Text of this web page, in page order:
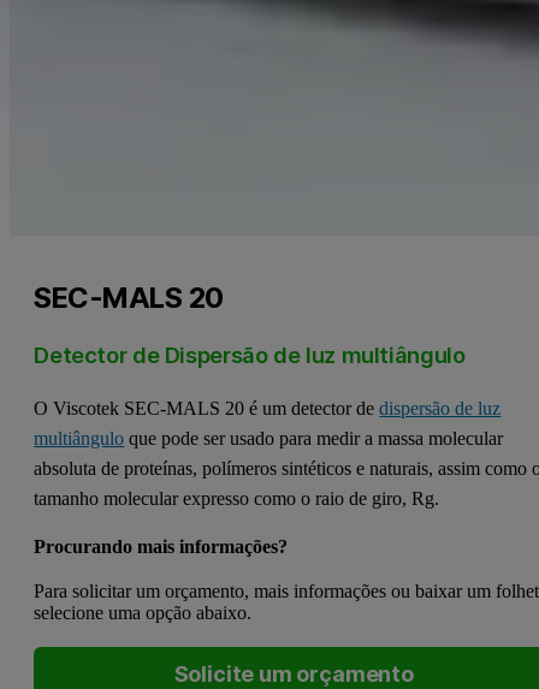
SEC-MALS 20
Detector de Dispersão de luz multiângulo
O Viscotek SEC-MALS 20 é um detector dedispersão de luz
multiângulo que pode ser usado para medir a massa molecular
absoluta de proteínas, polímeros sintéticos e naturais, assim como
tamanho molecular expresso como o raio de giro, Rg.
Procurando mais informações?
Para solicitar um orçamento, mais informações ou baixar um
selecione uma opção abaixo.
Solicite um orçamento